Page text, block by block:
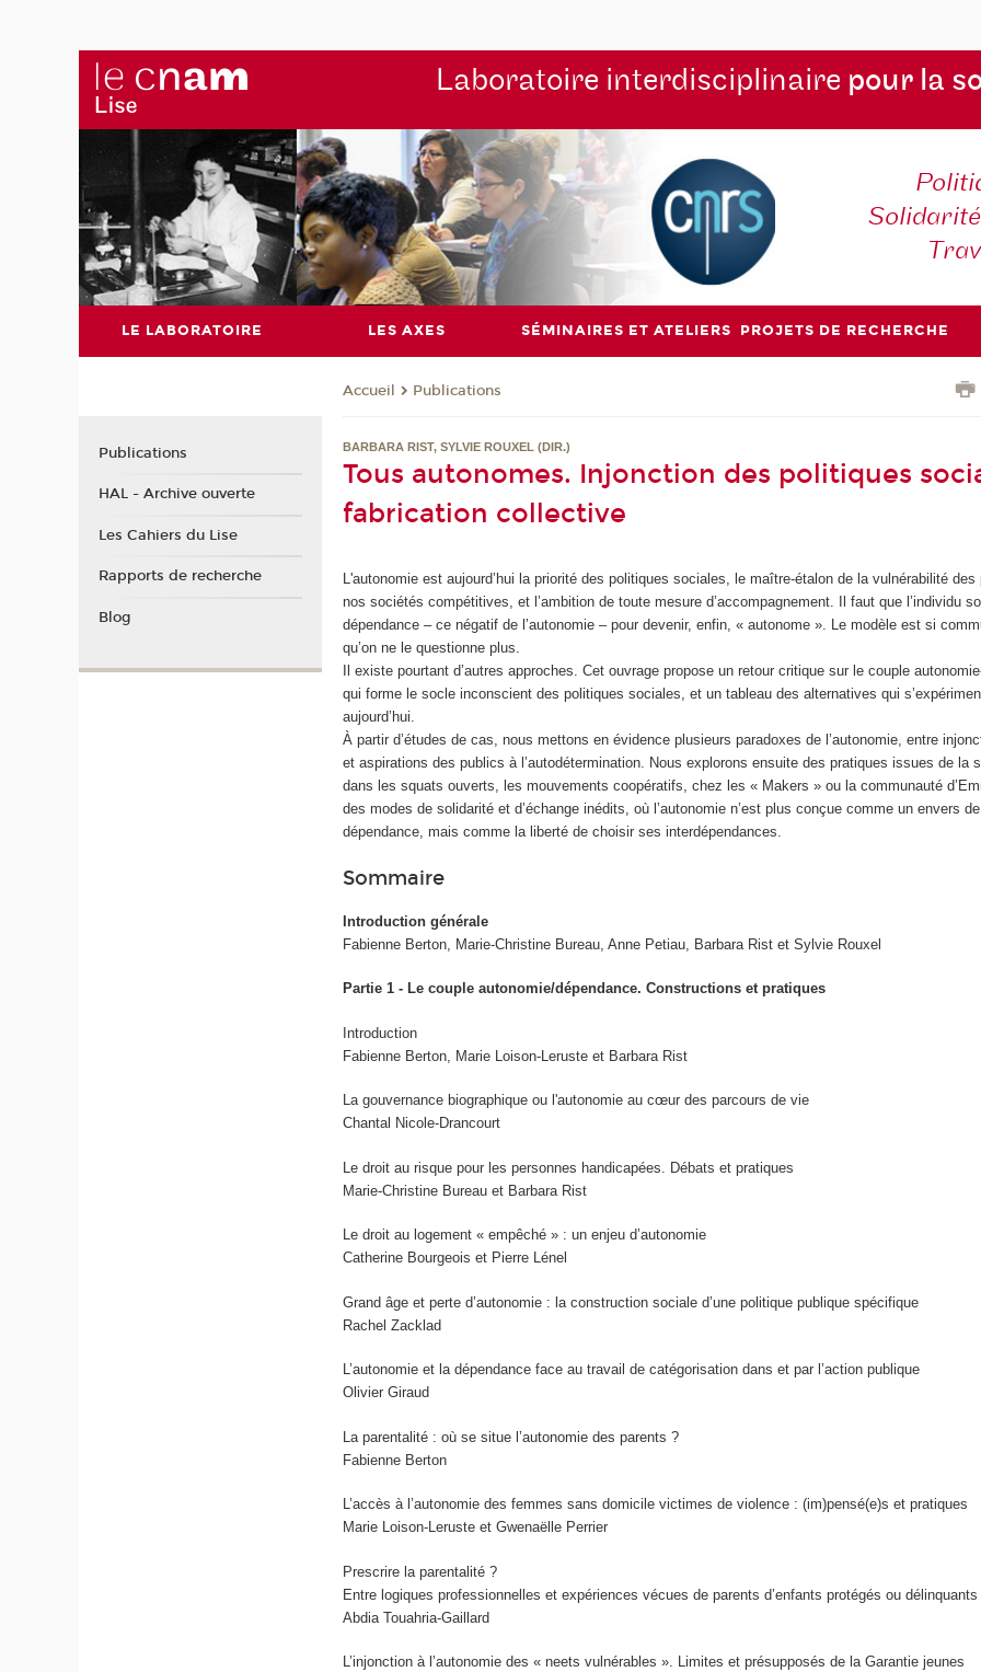
Laboratoire interdisciplinaire pour la
LE LABORATOIRE LES AXES SÉMINAIRES ET ATELIERS PROJETS DE RECHERCHE
Accueil Publications
BARBARA RIST, SYLVIE ROUXEL (DIR.)
Tous autonomes. Injonction des politiques
fabrication collective
L'autonomie est aujourd’hui la priorité des politiques sociales, le maître-étalon de la vulnérabilité
nos sociétés compétitives, et l’ambition de toute mesure d’accompagnement. Il faut que l’individu
dépendance – ce négatif de l’autonomie – pour devenir, enfin, « autonome ». Le modèle est si
qu’on ne le questionne plus.
Il existe pourtant d’autres approches. Cet ouvrage propose un retour critique sur le couple
qui forme le socle inconscient des politiques sociales, et un tableau des alternatives qui
aujourd’hui.
À partir d’études de cas, nous mettons en évidence plusieurs paradoxes de l’autonomie, entre
et aspirations des publics à l’autodétermination. Nous explorons ensuite des pratiques issues de la
dans les squats ouverts, les mouvements coopératifs, chez les « Makers » ou la communauté
des modes de solidarité et d’échange inédits, où l’autonomie n’est plus conçue comme un envers
dépendance, mais comme la liberté de choisir ses interdépendances.
Sommaire
Introduction générale
Fabienne Berton, Marie-Christine Bureau, Anne Petiau, Barbara Rist et Sylvie Rouxel
Partie 1 - Le couple autonomie/dépendance. Constructions et pratiques
Introduction
Fabienne Berton, Marie Loison-Leruste et Barbara Rist
La gouvernance biographique ou l'autonomie au cœur des parcours de vie
Chantal Nicole-Drancourt
Le droit au risque pour les personnes handicapées. Débats et pratiques
Marie-Christine Bureau et Barbara Rist
Le droit au logement « empêché » : un enjeu d’autonomie
Catherine Bourgeois et Pierre Lénel
Grand âge et perte d’autonomie : la construction sociale d’une politique publique spécifique
Rachel Zacklad
L’autonomie et la dépendance face au travail de catégorisation dans et par l’action publique
Olivier Giraud
La parentalité : où se situe l’autonomie des parents ?
Fabienne Berton
L’accès à l’autonomie des femmes sans domicile victimes de violence : (im)pensé(e)s et pratiques
Marie Loison-Leruste et Gwenaëlle Perrier
Prescrire la parentalité ?
Entre logiques professionnelles et expériences vécues de parents d’enfants protégés ou délinquants
Abdia Touahria-Gaillard
L’injonction à l’autonomie des « neets vulnérables ». Limites et présupposés de la Garantie jeunes
Publications
HAL - Archive ouverte
Les Cahiers du Lise
Rapports de recherche
Blog